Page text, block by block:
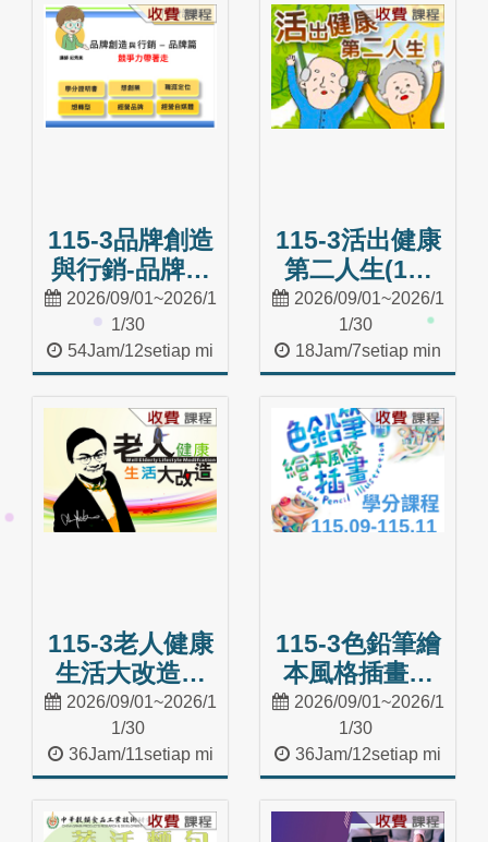
115-3品牌創造
與行銷-品牌篇
(3學分)
2026/09/01~2026/1
1/30
54Jam/12setiap mi
nggu
115-3活出健康
第二人生(1學
分)
2026/09/01~2026/1
1/30
18Jam/7setiap min
ggu
115-3老人健康
生活大改造：
職能科學之生
活應用(2學分)
2026/09/01~2026/1
1/30
36Jam/11setiap mi
nggu
115-3色鉛筆繪
本風格插畫入
門(2學分)
2026/09/01~2026/1
1/30
36Jam/12setiap mi
nggu